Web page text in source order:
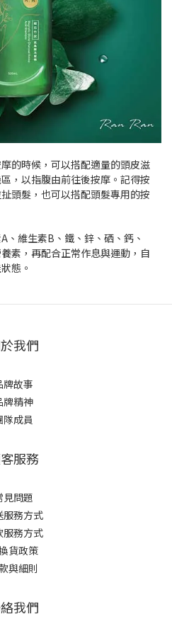
的時候，可以搭配適量的頭皮滋
，以指腹由前往後按摩。記得按
頭髮，也可以搭配頭髮專用的按
、維生素B、鐵、鋅、硒、鈣、
素，再配合正常作息與運動，自
態。
我們
牌故事
牌精神
隊成員
服務
見問題
服務方式
服務方式
貨政策
與細則
我們